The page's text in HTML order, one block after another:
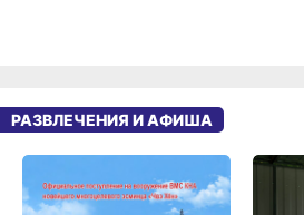
РАЗВЛЕЧЕНИЯ И АФИША